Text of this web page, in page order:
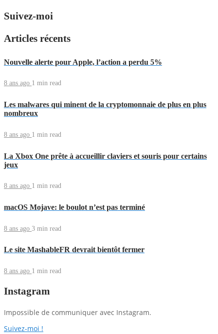
Suivez-moi
Articles récents
Nouvelle alerte pour Apple, l’action a perdu 5%
8 ans ago 1 min read
Les malwares qui minent de la cryptomonnaie de plus en plus
nombreux
8 ans ago 1 min read
La Xbox One prête à accueillir claviers et souris pour certains
jeux
8 ans ago 1 min read
macOS Mojave: le boulot n’est pas terminé
8 ans ago 3 min read
Le site MashableFR devrait bientôt fermer
8 ans ago 1 min read
Instagram
Impossible de communiquer avec Instagram.
Suivez-moi !